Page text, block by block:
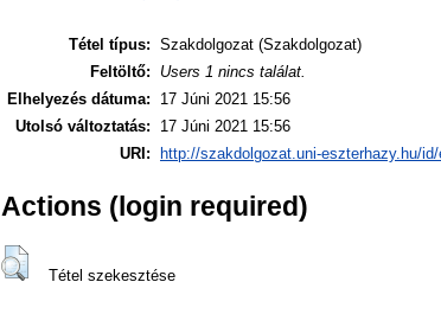
Tétel típus: Szakdolgozat (Szakdolgozat)
Feltöltő:
Users 1 nincs találat.
Elhelyezés dátuma:
17 Júni 2021 15:56
Utolsó változtatás:
17 Júni 2021 15:56
URI:
http://szakdolgozat.uni-eszterhazy.hu/
Actions (login required)
Tétel szekesztése